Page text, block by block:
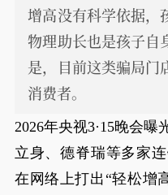
增高没有科学依据，
物理助长也是孩子自
是，目前这类骗局门
消费者。
2026年央视3·15晚会
立身、德脊瑞等多家
在网络上打出“轻松增